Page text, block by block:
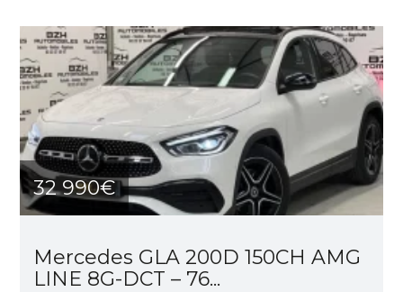
32 990€
Mercedes GLA 200D 150CH AMG
LINE 8G-DCT – 76...